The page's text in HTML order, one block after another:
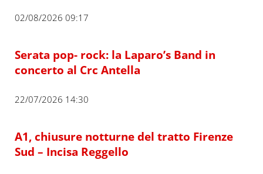
02/08/2026 09:17
Serata pop- rock: la Laparo’s Band in
concerto al Crc Antella
22/07/2026 14:30
A1, chiusure notturne del tratto Firenze
Sud – Incisa Reggello